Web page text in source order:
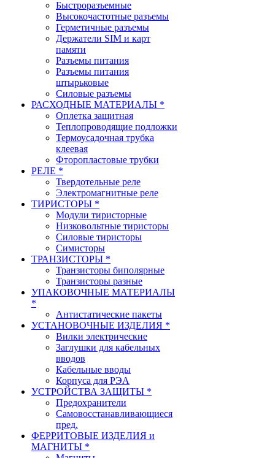
Быстроразъемные
Высокочастотные разъемы
Герметичные разъемы
Держатели SIM и карт
памяти
Разъемы питания
Разъемы питания
штырьковые
Силовые разъемы
РАСХОДНЫЕ МАТЕРИАЛЫ *
Оплетка защитная
Теплопроводящие подложки
Термоусадочная трубка
клеевая
Фторопластовые трубки
РЕЛЕ *
Твердотельные реле
Электромагнитные реле
ТИРИСТОРЫ *
Модули тиристорные
Низковольтные тиристоры
Силовые тиристоры
Симисторы
ТРАНЗИСТОРЫ *
Транзисторы биполярные
Транзисторы разные
УПАКОВОЧНЫЕ МАТЕРИАЛЫ
*
Антистатические пакеты
УСТАНОВОЧНЫЕ ИЗДЕЛИЯ *
Вилки электрические
Заглушки для кабельных
вводов
Кабельные вводы
Корпуса для РЭА
УСТРОЙСТВА ЗАЩИТЫ *
Предохранители
Самовосстанавливающиеся
пред.
ФЕРРИТОВЫЕ ИЗДЕЛИЯ и
МАГНИТЫ *